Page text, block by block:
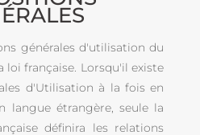
générales d'utilisation du
loi française. Lorsqu'il existe
d'Utilisation à la fois en
langue étrangère, seule la
définira les relations